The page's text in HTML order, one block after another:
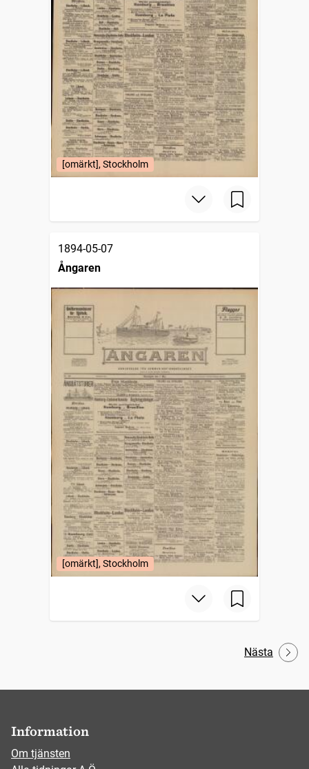
[omärkt], Stockholm
1894-05-07
Ångaren
[omärkt], Stockholm
Nästa
Information
Om tjänsten